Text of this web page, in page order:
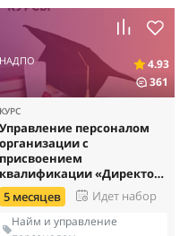
НАДПО
4.93
361
КУРС
Управление персоналом
организации с
присвоением
квалификации «Директор
по персоналу
5 месяцев
Идет набор
Найм и управление